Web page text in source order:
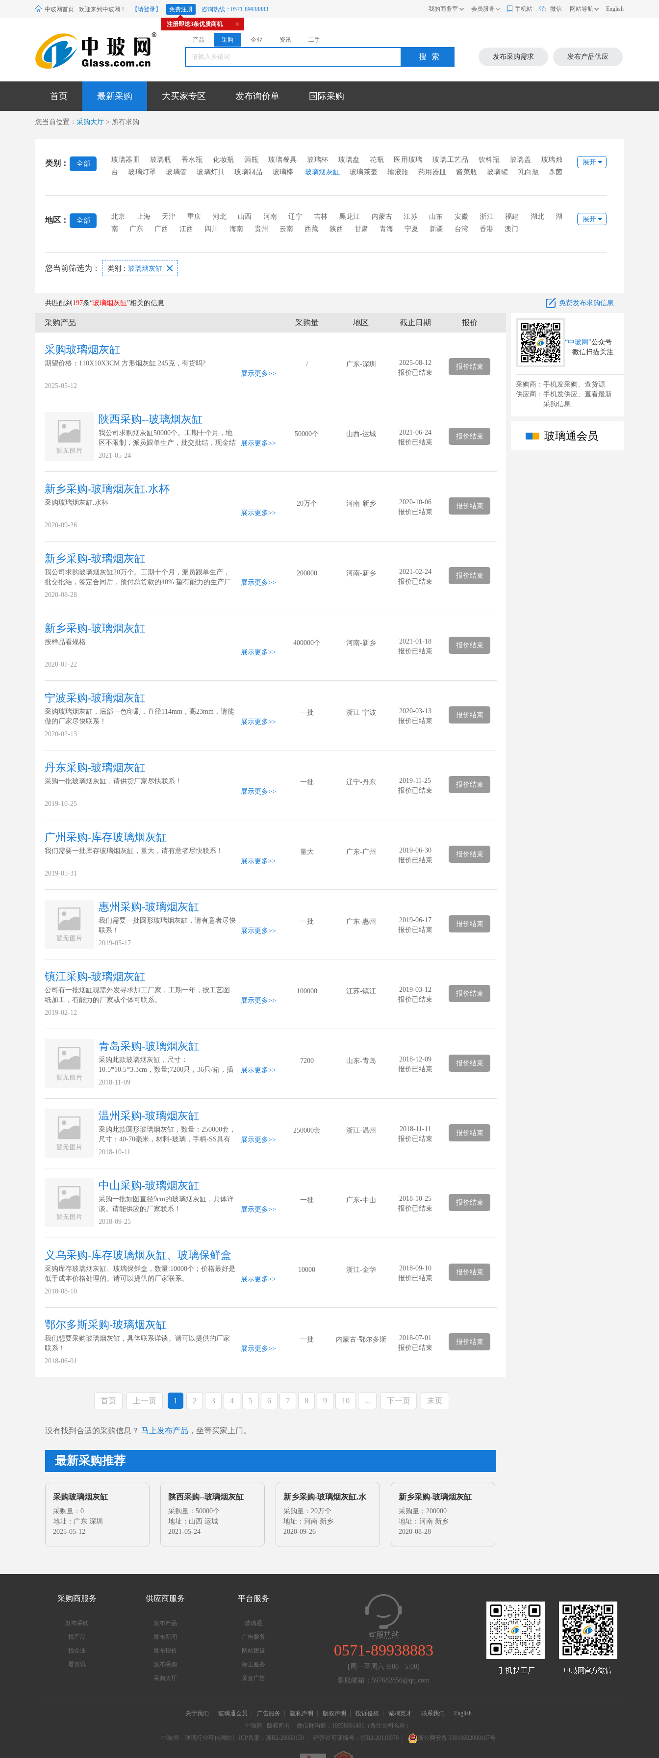
中玻网首页 欢迎来到中玻网！ 【请登录】 免费注册 咨询热线：0571-89938883
注册即送3条优质商机
我的商务室 会员服务 手机站 微信 网站导航 English
产品 采购 企业 资讯 二手
搜索 发布采购需求 发布产品供应
首页 最新采购 大买家专区 发布询价单 国际采购
您当前位置： 采购大厅 > 所有求购
类别： 全部
玻璃器皿 玻璃瓶 香水瓶 化妆瓶 酒瓶 玻璃餐具 玻璃杯 玻璃盘 花瓶 医用玻璃 玻璃工艺品 饮料瓶 玻璃盖
玻璃烛
台
玻璃灯罩 玻璃管 玻璃灯具 玻璃制品 玻璃棒 玻璃烟灰缸 玻璃茶壶 输液瓶 药用器皿 酱菜瓶 玻璃罐 乳白瓶
杀菌
缸
相框玻璃 玻璃调料瓶 包装托盘 其它
展开
地区： 全部
北京 上海 天津 重庆 河北 山西 河南 辽宁 吉林 黑龙江 内蒙古 江苏 山东 安徽 浙江 福建 湖北
湖
南
广东 广西 江西 四川 海南 贵州 云南 西藏 陕西 甘肃 青海 宁夏 新疆 台湾 香港 澳门
展开
您当前筛选为： 类别： 玻璃烟灰缸 
共匹配到 197条“玻璃烟灰缸”相关的信息  免费发布求购信息
采购产品 采购量 地区 截止日期 报价
采购玻璃烟灰缸
期望价格：110X10X3CM 方形烟灰缸 245克，有货吗?
展示更多>>
2025-05-12
/ 广东-深圳
2025-08-12
报价已结束
报价结束
陕西采购--玻璃烟灰缸
我公司求购烟灰缸50000个。工期十个月，地
区不限制，派员跟单生产，批交批结，现金结
算，签定合同后，预付总货款的40%.望有能
大，已经与多个国家及地区、几十家客户建立
起长期友好的合作关系，以良好的信誉得到
了...
展示更多>>
2021-05-24
50000个 山西-运城
2021-06-24
报价已结束
报价结束
新乡采购-玻璃烟灰缸.水杯
采购玻璃烟灰缸.水杯
展示更多>>
2020-09-26
20万个 河南-新乡
2020-10-06
报价已结束
报价结束
新乡采购-玻璃烟灰缸
我公司求购玻璃烟灰缸20万个。工期十个月，派员跟单生产，
批交批结，签定合同后，预付总货款的40%.望有能力的生产厂
家或个人速联系。
展示更多>>
2020-08-28
200000 河南-新乡
2021-02-24
报价已结束
报价结束
新乡采购-玻璃烟灰缸
按样品看规格
展示更多>>
2020-07-22
400000个 河南-新乡
2021-01-18
报价已结束
报价结束
宁波采购-玻璃烟灰缸
采购玻璃烟灰缸，底部一色印刷，直径114mm，高23mm，请能
做的厂家尽快联系！
展示更多>>
2020-02-13
一批 浙江-宁波
2020-03-13
报价已结束
报价结束
丹东采购-玻璃烟灰缸
采购一批玻璃烟灰缸，请供货厂家尽快联系！
展示更多>>
2019-10-25
一批 辽宁-丹东
2019-11-25
报价已结束
报价结束
广州采购-库存玻璃烟灰缸
我们需要一批库存玻璃烟灰缸，量大，请有意者尽快联系！
展示更多>>
2019-05-31
量大 广东-广州
2019-06-30
报价已结束
报价结束
惠州采购-玻璃烟灰缸
我们需要一批圆形玻璃烟灰缸，请有意者尽快
联系！
展示更多>>
2019-05-17
一批 广东-惠州
2019-06-17
报价已结束
报价结束
镇江采购-玻璃烟灰缸
公司有一批烟缸现需外发寻求加工厂家，工期一年，按工艺图
纸加工，有能力的厂家或个体可联系。
展示更多>>
2019-02-12
100000 江苏-镇江
2019-03-12
报价已结束
报价结束
青岛采购-玻璃烟灰缸
采购此款玻璃烟灰缸，尺寸：
10.5*10.5*3.3cm，数量;7200只，36只/箱，插
隔包装，底部贴一个标签，一共200箱。请能
展示更多>>
2018-11-09
7200 山东-青岛
2018-12-09
报价已结束
报价结束
温州采购-玻璃烟灰缸
采购此款圆形玻璃烟灰缸，数量：250000套，
尺寸：40-70毫米，材料-玻璃，手柄-SS具有
光泽表面，logo-黑色雕刻在手柄上，包装-气
展示更多>>
2018-10-11
250000套 浙江-温州
2018-11-11
报价已结束
报价结束
中山采购-玻璃烟灰缸
采购一批如图直径9cm的玻璃烟灰缸，具体详
谈。请能供应的厂家联系！
展示更多>>
2018-09-25
一批 广东-中山
2018-10-25
报价已结束
报价结束
义乌采购-库存玻璃烟灰缸、玻璃保鲜盒
采购库存玻璃烟灰缸、玻璃保鲜盒，数量:10000个；价格最好是
低于成本价格处理的。请可以提供的厂家联系。
展示更多>>
2018-08-10
10000 浙江-金华
2018-09-10
报价已结束
报价结束
鄂尔多斯采购-玻璃烟灰缸
我们想要采购玻璃烟灰缸，具体联系详谈。请可以提供的厂家
联系！
展示更多>>
2018-06-01
一批 内蒙古-鄂尔多斯
2018-07-01
报价已结束
报价结束
首页 上一页 1 2 3 4 5 6 7 8 9 10 ... 下一页 末页
没有找到合适的采购信息？ 马上发布产品 ，坐等买家上门。
最新采购推荐
采购玻璃烟灰缸
采购量：0
地址：广东 深圳
2025-05-12
陕西采购--玻璃烟灰缸
采购量：50000个
地址：山西 运城
2021-05-24
新乡采购-玻璃烟灰缸.水
杯
采购量：20万个
地址：河南 新乡
2020-09-26
新乡采购-玻璃烟灰缸
采购量：200000
地址：河南 新乡
2020-08-28
“中玻网”公众号
微信扫描关注
采购商：手机发采购、查货源
供应商：手机发供应、查看最新
采购信息
玻璃通会员
采购商服务
发布采购
找产品
找企业
看资讯
供应商服务
发布产品
发布新闻
发布报价
发布采购
采购大厅
平台服务
玻璃通
广告服务
网站建设
标王服务
黄金广告
0571-89938883
[周一至周六 9:00 - 5:00]
客服邮箱：597682856@qq.com
关于我们 玻璃通会员 广告服务 隐私声明 版权声明 投诉侵权 诚聘英才 联系我们
English
中玻网
版权所有
微信群沟通：18958001401（备注公司名称）
中玻网－玻璃行业可信网站
ICP备案：浙B2-20060159 经营许可证编号：浙B2-20110070 浙公网安备 33010602000167号